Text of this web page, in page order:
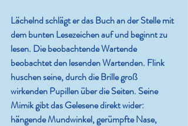
Lächelnd schlägt er das Buch an der Stelle mit
dem bunten Lesezeichen auf und beginnt zu
lesen. Die beobachtende Wartende
beobachtet den lesenden Wartenden. Flink
huschen seine, durch die Brille groß
wirkenden Pupillen über die Seiten. Seine
Mimik gibt das Gelesene direkt wider:
hängende Mundwinkel, gerümpfte Nase,